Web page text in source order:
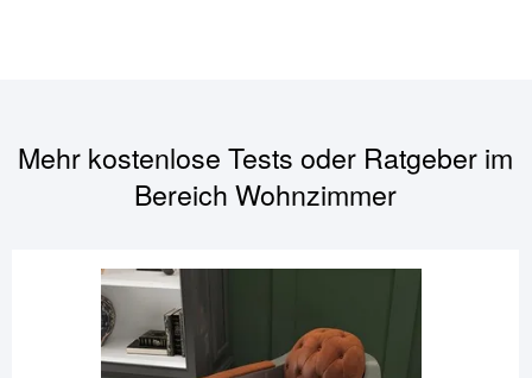
Mehr kostenlose Tests oder Ratgeber im
BereichWohnzimmer